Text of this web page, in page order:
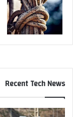
Recent Tech News